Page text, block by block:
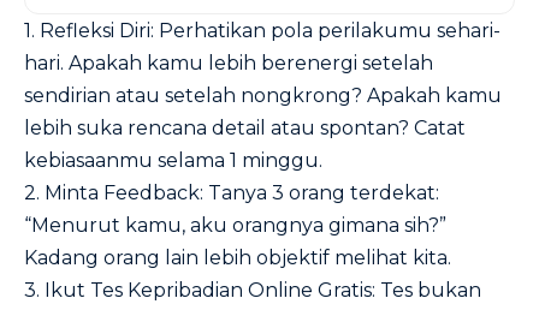
1. Refleksi Diri: Perhatikan pola perilakumu sehari-
hari. Apakah kamu lebih berenergi setelah
sendirian atau setelah nongkrong? Apakah kamu
lebih suka rencana detail atau spontan? Catat
kebiasaanmu selama 1 minggu.
2. Minta Feedback: Tanya 3 orang terdekat:
“Menurut kamu, aku orangnya gimana sih?”
Kadang orang lain lebih objektif melihat kita.
3. Ikut Tes Kepribadian Online Gratis: Tes bukan